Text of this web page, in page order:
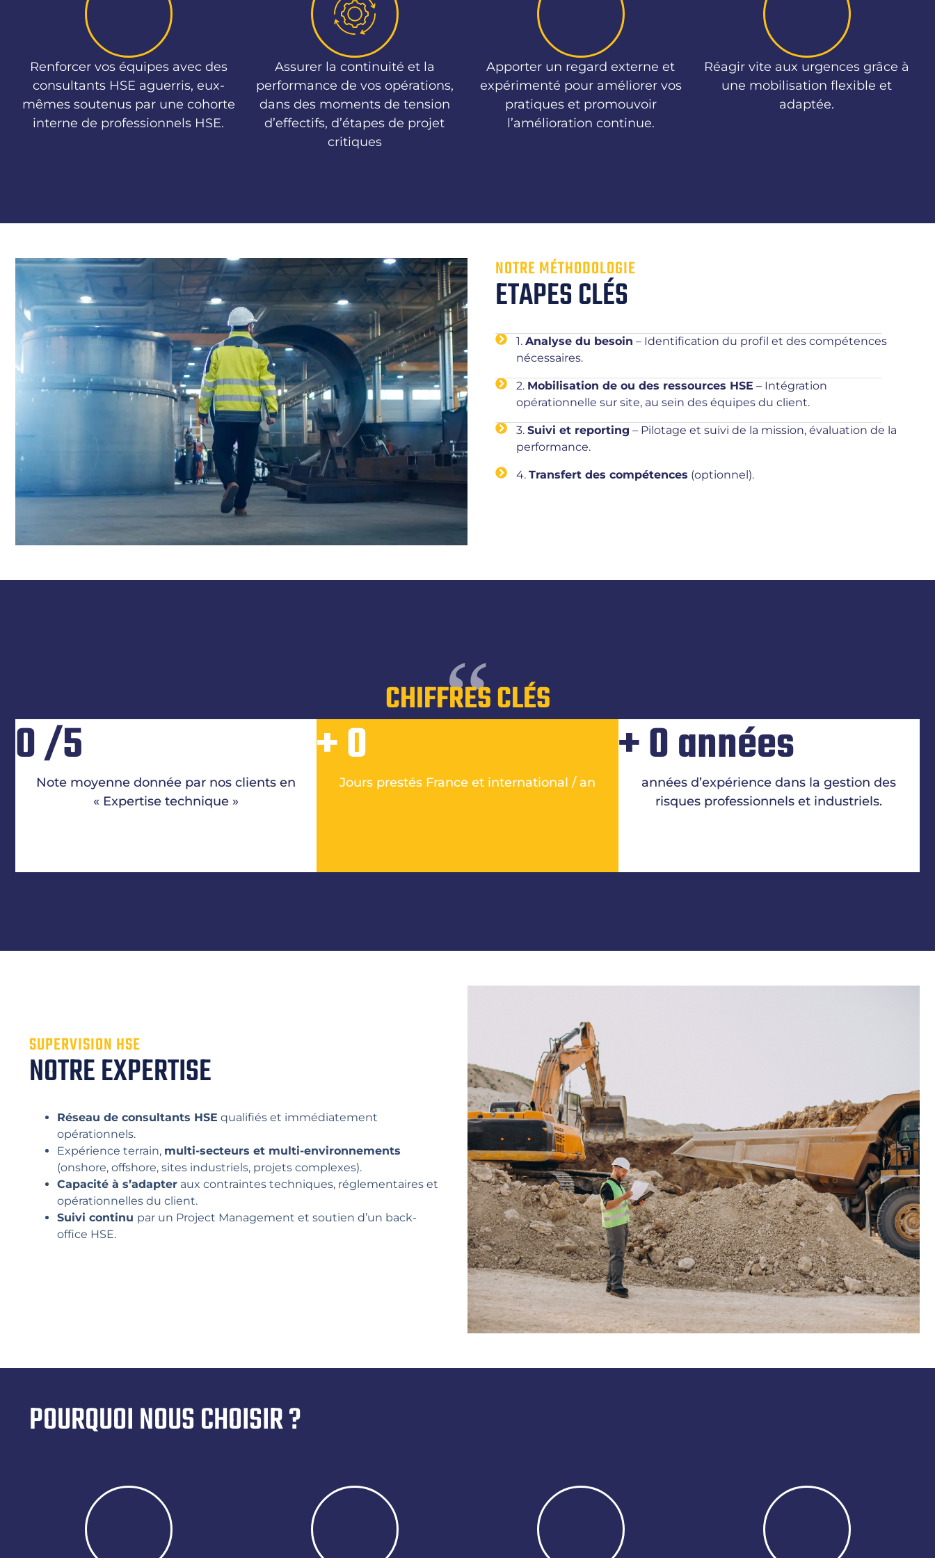
Renforcer vos équipes avec des
consultants HSE aguerris, eux-
mêmes soutenus par une cohorte
interne de professionnels HSE.
Assurer la continuité et la
performance de vos opérations,
dans des moments de tension
d’effectifs, d’étapes de projet
critiques
Apporter un regard externe et
expérimenté pour améliorer vos
pratiques et promouvoir
l’amélioration continue.
Réagir vite aux urgences grâce à
une mobilisation flexible et
adaptée.
NOTRE MÉTHODOLOGIE
ETAPES CLÉS
1.Analyse du besoin – Identification du profil et des compétences
nécessaires.
2. Mobilisation de ou des ressources HSE – Intégration
opérationnelle sur site, au sein des équipes du client.
3.Suivi et reporting – Pilotage et suivi de la mission, évaluation de la
performance.
4.Transfert des compétences (optionnel).
“
CHIFFRES CLÉS
0/5
Note moyenne donnée par nos clients en
« Expertise technique »
+0
Jours prestés France et international / an
+0années
années d’expérience dans la gestion des
risques professionnels et industriels.
SUPERVISION HSE
NOTRE EXPERTISE
Réseau de consultants HSE qualifiés et immédiatement
opérationnels.
Expérience terrain, multi-secteurs et multi-environnements
(onshore, offshore, sites industriels, projets complexes).
Capacité à s’adapter aux contraintes techniques, réglementaires et
opérationnelles du client.
Suivi continu par un Project Management et soutien d’un back-
office HSE.
POURQUOI NOUS CHOISIR ?